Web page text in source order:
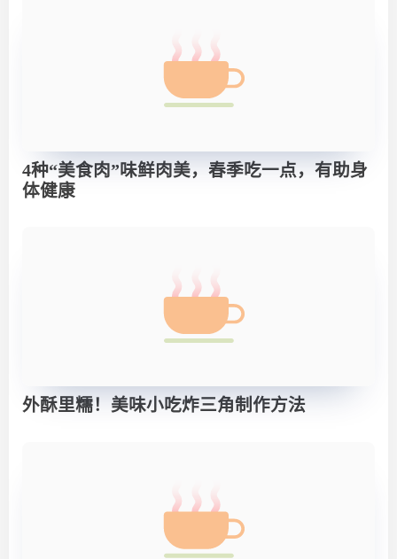
4种“美食肉”味鲜肉美，春季吃一点，有助身
体健康
外酥里糯！美味小吃炸三角制作方法